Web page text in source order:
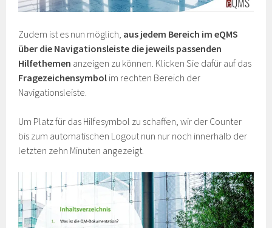
Zudem ist es nun möglich, aus jedem Bereich im eQMS
über die Navigationsleiste die jeweils passenden
Hilfethemen anzeigen zu können. Klicken Sie dafür auf das
Fragezeichensymbol im rechten Bereich der
Navigationsleiste.
Um Platz für das Hilfesymbol zu schaffen, wir der Counter
bis zum automatischen Logout nun nur noch innerhalb der
letzten zehn Minuten angezeigt.